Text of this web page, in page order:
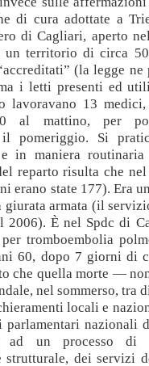
di cura adottate a
di Cagliari, aperto
un territorio di circa
(la legge ne
i letti presenti ed
lavoravano 13
al mattino, per
pomeriggio. Si
in maniera
reparto risulta che nel
erano state 177). Era
giurata armata (il
2006). È nel Spdc di
tromboembolia
60, dopo 7 giorni di
che quella morte —
nel sommerso, tra
locali e
nazionali
un processo di
strutturale, dei servizi